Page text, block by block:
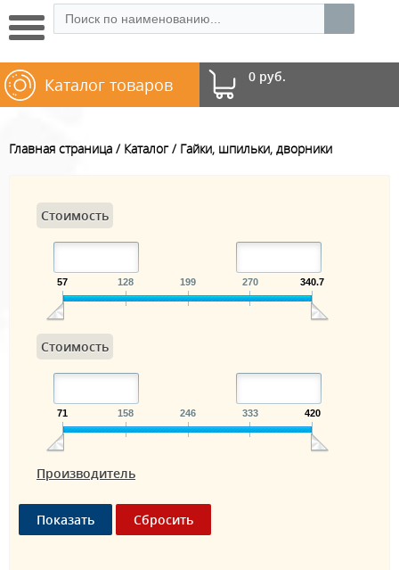
0 руб.
Каталог товаров
Главная страница Каталог Гайки, шпильки, дворники
Стоимость
57 128 199 270 340.7
Стоимость
71 158 246 333 420
Производитель